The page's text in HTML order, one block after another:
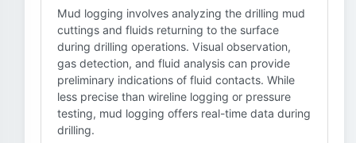
Mud logging involves analyzing the drilling mud
cuttings and fluids returning to the surface
during drilling operations. Visual observation,
gas detection, and fluid analysis can provide
preliminary indications of fluid contacts. While
less precise than wireline logging or pressure
testing, mud logging offers real-time data during
drilling.